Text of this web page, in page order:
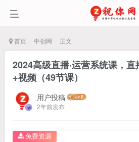
首页 中创网 正文
2024高级直播·运营系统课，
+视频（49节课）
用户投稿
2年前发布
免费资源